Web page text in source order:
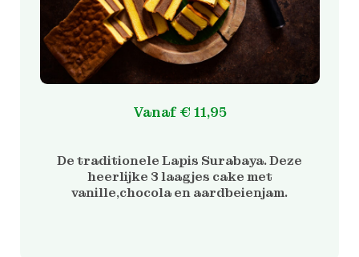
Vanaf€ 11,95
De traditionele Lapis Surabaya. Deze
heerlijke 3 laagjes cake met
vanille,chocola en aardbeienjam.